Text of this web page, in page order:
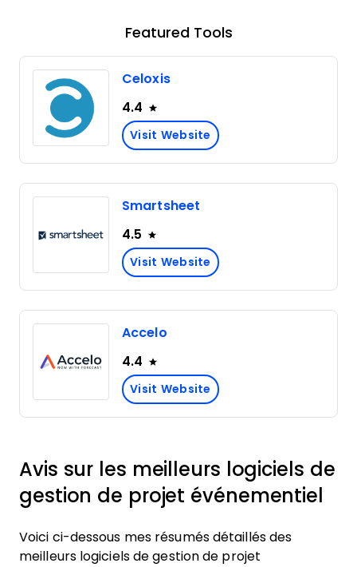
Featured Tools
Celoxis
4.4
Visit Website
Smartsheet
4.5
Visit Website
Accelo
4.4
Visit Website
Avis sur les meilleurs logiciels de
gestion de projet événementiel
Voici ci-dessous mes résumés détaillés des
meilleurs logiciels de gestion de projet